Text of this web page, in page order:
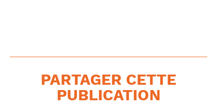
PARTAGER CETTE
PUBLICATION